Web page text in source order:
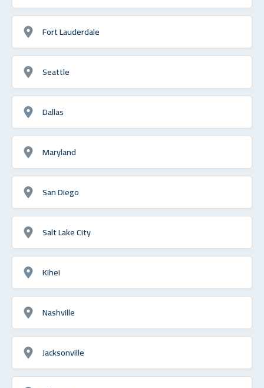
Fort Lauderdale
Seattle
Dallas
Maryland
San Diego
Salt Lake City
Kihei
Nashville
Jacksonville